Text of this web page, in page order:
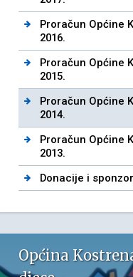
Proračun Općine
2016.
Proračun Općine
2015.
Proračun Općine
2014.
Proračun Općine
2013.
Donacije i
Općina